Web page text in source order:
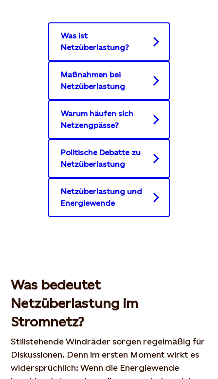
Was ist
Netzüberlastung?
Maßnahmen bei
Netzüberlastung
Warum häufen sich
Netzengpässe?
Politische Debatte zu
Netzüberlastung
Netzüberlastung und
Energiewende
Was bedeutet
Netzüberlastung im
Stromnetz?
Stillstehende Windräder sorgen regelmäßig für
Diskussionen. Denn im ersten Moment wirkt es
widersprüchlich: Wenn die Energiewende